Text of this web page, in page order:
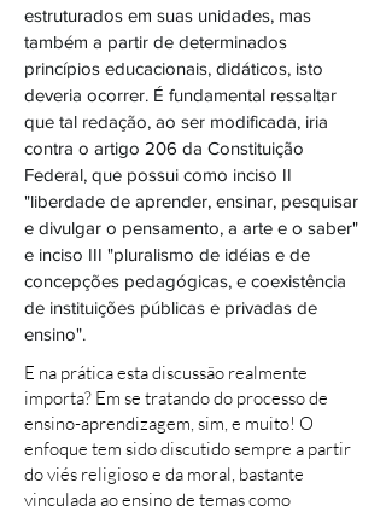
estruturados em suas unidades, mas
também a partir de determinados
princípios educacionais, didáticos, isto
deveria ocorrer. É fundamental ressaltar
que tal redação, ao ser modificada, iria
contra o artigo 206 da Constituição
Federal, que possui como inciso II
"liberdade de aprender, ensinar, pesquisar
e divulgar o pensamento, a arte e o saber"
e inciso III "pluralismo de idéias e de
concepções pedagógicas, e coexistência
de instituições públicas e privadas de
ensino".
E na prática esta discussão realmente
importa? Em se tratando do processo de
ensino-aprendizagem, sim, e muito! O
enfoque tem sido discutido sempre a partir
do viés religioso e da moral, bastante
vinculada ao ensino de temas como